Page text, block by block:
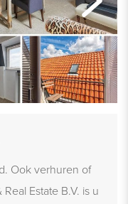
Ook verhuren of
Estate B.V. is u